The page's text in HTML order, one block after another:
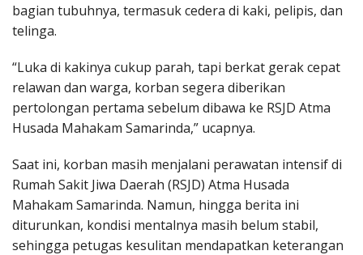
bagian tubuhnya, termasuk cedera di kaki, pelipis, dan
telinga.
“Luka di kakinya cukup parah, tapi berkat gerak cepat
relawan dan warga, korban segera diberikan
pertolongan pertama sebelum dibawa ke RSJD Atma
Husada Mahakam Samarinda,” ucapnya.
Saat ini, korban masih menjalani perawatan intensif di
Rumah Sakit Jiwa Daerah (RSJD) Atma Husada
Mahakam Samarinda. Namun, hingga berita ini
diturunkan, kondisi mentalnya masih belum stabil,
sehingga petugas kesulitan mendapatkan keterangan